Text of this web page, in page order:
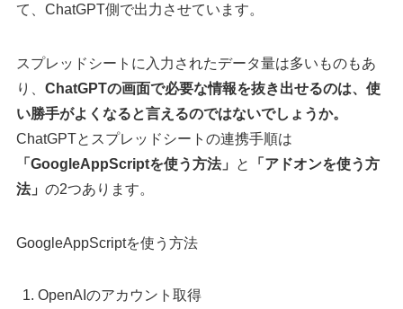
て、ChatGPT側で出力させています。
スプレッドシートに入力されたデータ量は多いものもあ
り、 ChatGPTの画面で必要な情報を抜き出せるのは、使
い勝手がよくなると言えるのではないでしょうか。
ChatGPTとスプレッドシートの連携手順は
「GoogleAppScriptを使う方法」
と
「アドオンを使う方
法」 の2つあります。
GoogleAppScriptを使う方法
OpenAIのアカウント取得